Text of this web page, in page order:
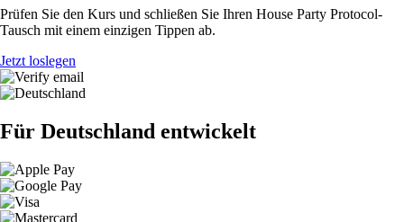
Prüfen Sie den Kurs und schließen Sie Ihren House Party Protocol-
Tausch mit einem einzigen Tippen ab.
Jetzt loslegen
Für Deutschland entwickelt